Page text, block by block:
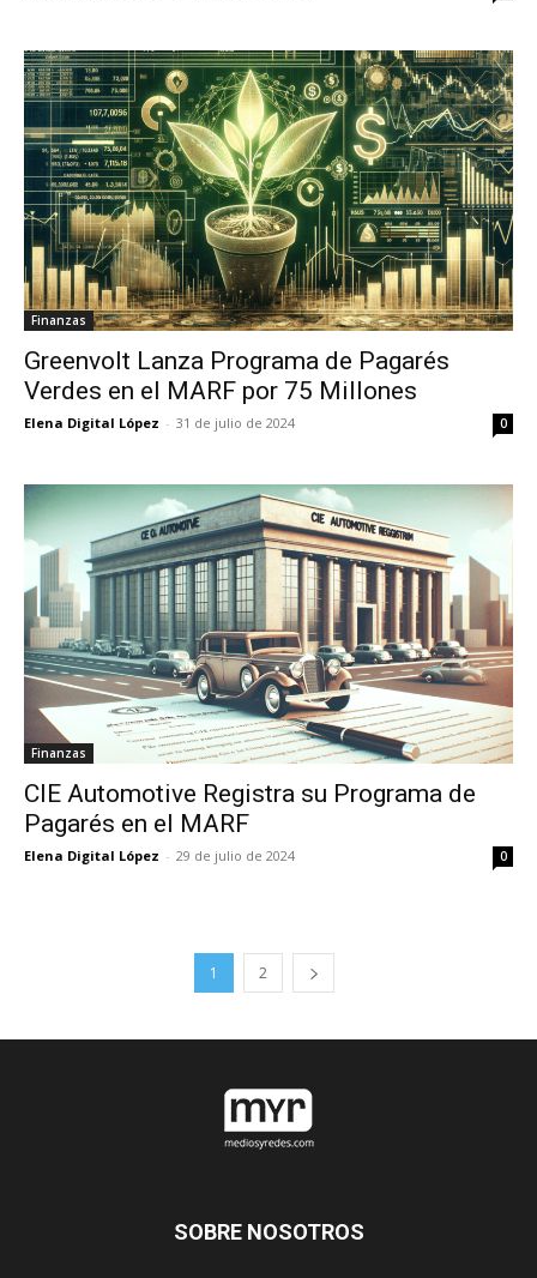
Finanzas
Greenvolt Lanza Programa de Pagarés
Verdes en el MARF por 75 Millones
Elena Digital López - 31 de julio de 2024 0
Finanzas
CIE Automotive Registra su Programa de
Pagarés en el MARF
Elena Digital López - 29 de julio de 2024 0
1 2
SOBRE NOSOTROS